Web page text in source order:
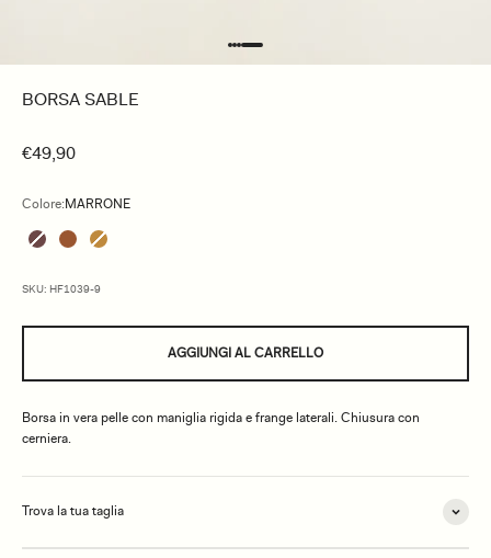
BORSA SABLE
€49,90
Colore:MARRONE
SKU: HF1039-9
AGGIUNGI AL CARRELLO
Borsa in vera pelle con maniglia rigida e frange laterali. Chiusura con
cerniera.
Trova la tua taglia